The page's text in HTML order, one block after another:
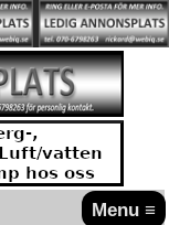
Menu ≡